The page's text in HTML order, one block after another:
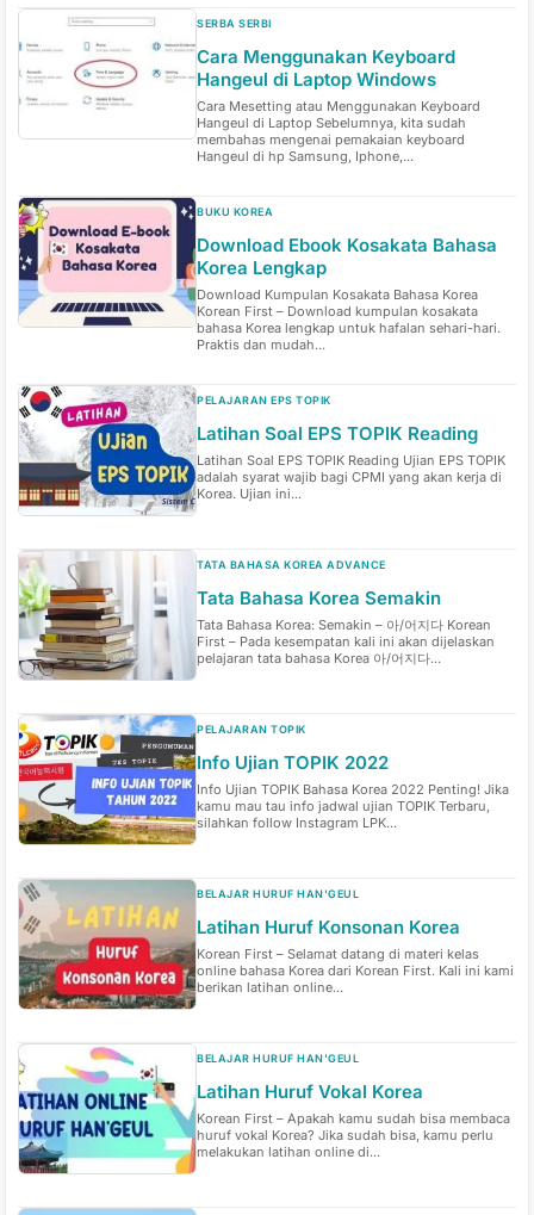
SERBA SERBI
Cara Menggunakan Keyboard
Hangeul di Laptop Windows
Cara Mesetting atau Menggunakan Keyboard
Hangeul di Laptop Sebelumnya, kita sudah
membahas mengenai pemakaian keyboard
Hangeul di hp Samsung, Iphone,...
BUKU KOREA
Download Ebook Kosakata Bahasa
Korea Lengkap
Download Kumpulan Kosakata Bahasa Korea
Korean First – Download kumpulan kosakata
bahasa Korea lengkap untuk hafalan sehari-hari.
Praktis dan mudah...
PELAJARAN EPS TOPIK
Latihan Soal EPS TOPIK Reading
Latihan Soal EPS TOPIK Reading Ujian EPS TOPIK
adalah syarat wajib bagi CPMI yang akan kerja di
Korea. Ujian ini...
TATA BAHASA KOREA ADVANCE
Tata Bahasa Korea Semakin
Tata Bahasa Korea: Semakin – 아/어지다 Korean
First – Pada kesempatan kali ini akan dijelaskan
pelajaran tata bahasa Korea 아/어지다...
PELAJARAN TOPIK
Info Ujian TOPIK 2022
Info Ujian TOPIK Bahasa Korea 2022 Penting! Jika
kamu mau tau info jadwal ujian TOPIK Terbaru,
silahkan follow Instagram LPK...
BELAJAR HURUF HAN'GEUL
Latihan Huruf Konsonan Korea
Korean First – Selamat datang di materi kelas
online bahasa Korea dari Korean First. Kali ini kami
berikan latihan online...
BELAJAR HURUF HAN'GEUL
Latihan Huruf Vokal Korea
Korean First – Apakah kamu sudah bisa membaca
huruf vokal Korea? Jika sudah bisa, kamu perlu
melakukan latihan online di...